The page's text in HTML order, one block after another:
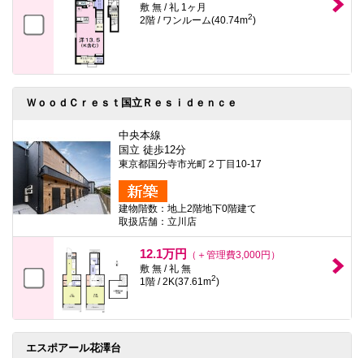
敷 無 / 礼 1ヶ月
2階 / ワンルーム(40.74m2)
ＷｏｏｄＣｒｅｓｔ国立Ｒｅｓｉｄｅｎｃｅ
中央本線
国立 徒歩12分
東京都国分寺市光町２丁目10-17
建物階数：地上2階地下0階建て
取扱店舗：立川店
12.1万円
（＋管理費3,000円）
敷 無 / 礼 無
1階 / 2K(37.61m2)
エスポアール花澤台